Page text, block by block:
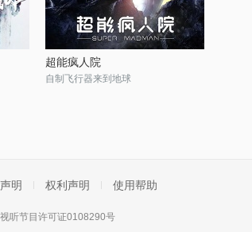
超能疯人院
自制飞行器来到地球
明 权利声明 使用帮助
听节目许可证0108290号